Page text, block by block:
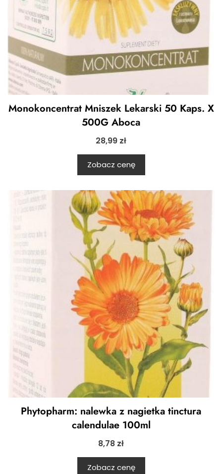
Monokoncentrat Mniszek Lekarski 50 Kaps. X
500G Aboca
28,99 zł
Zobacz cenę
Phytopharm: nalewka z nagietka tinctura
calendulae 100ml
8,78 zł
Zobacz cenę